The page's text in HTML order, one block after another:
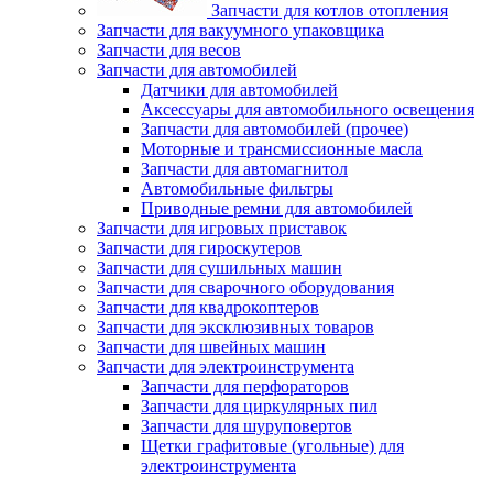
Запчасти для котлов отопления
Запчасти для вакуумного упаковщика
Запчасти для весов
Запчасти для автомобилей
Датчики для автомобилей
Аксессуары для автомобильного освещения
Запчасти для автомобилей (прочее)
Моторные и трансмиссионные масла
Запчасти для автомагнитол
Автомобильные фильтры
Приводные ремни для автомобилей
Запчасти для игровых приставок
Запчасти для гироскутеров
Запчасти для сушильных машин
Запчасти для сварочного оборудования
Запчасти для квадрокоптеров
Запчасти для эксклюзивных товаров
Запчасти для швейных машин
Запчасти для электроинструмента
Запчасти для перфораторов
Запчасти для циркулярных пил
Запчасти для шуруповертов
Щетки графитовые (угольные) для
электроинструмента